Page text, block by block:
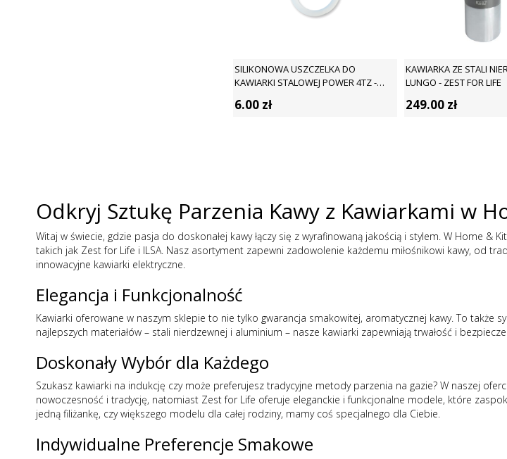
SILIKONOWA USZCZELKA DO
KAWIARKI STALOWEJ POWER 4TZ -
6.00 zł
KAWIARKA ZE STALI
LUNGO - ZEST FOR LIFE
249.00 zł
Odkryj Sztukę Parzenia Kawy z Kawiarkami w
Witaj w świecie, gdzie pasja do doskonałej kawy łączy się z wyrafinowaną jakością i stylem. W Home
takich jak Zest for Life i ILSA . Nasz asortyment zapewni zadowolenie każdemu miłośnikowi kawy, od
innowacyjne kawiarki elektryczne.
Elegancja i Funkcjonalność
Kawiarki oferowane w naszym sklepie to nie tylko gwarancja smakowitej, aromatycznej kawy. To także
najlepszych materiałów – stali nierdzewnej i aluminium – nasze kawiarki zapewniają trwałość i
Doskonały Wybór dla Każdego
Szukasz kawiarki na indukcję czy może preferujesz tradycyjne metody parzenia na gazie? W naszej
nowoczesność i tradycję, natomiast Zest for Life oferuje eleganckie i funkcjonalne modele, które
jedną filiżankę, czy większego modelu dla całej rodziny, mamy coś specjalnego dla Ciebie.
Indywidualne Preferencje Smakowe